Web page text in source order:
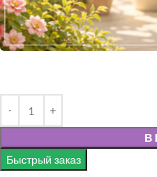
В
Быстрый заказ